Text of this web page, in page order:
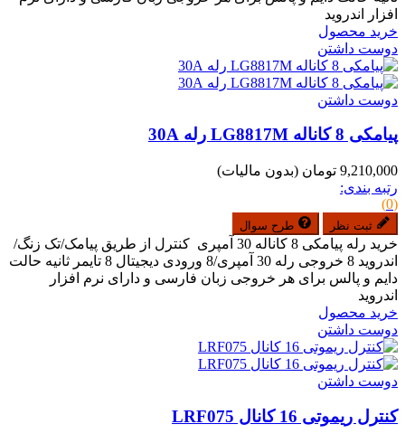
افزار اندروید
خرید محصول
دوست داشتن
دوست داشتن
پیامکی 8 کاناله LG8817M رله 30A
9,210,000 تومان
(بدون مالیات)
رتبه بندی:
(0)
ثبت نظر طرح سوال
خرید رله پیامکی 8 کاناله 30 آمپری کنترل از طریق پیامک/تک زنگ/
اندروید 8 خروجی رله 30 آمپری/8 ورودی دیجیتال 8 تایمر ثانیه حالت
دایم و پالس برای هر خروجی زبان فارسی و دارای نرم افزار
اندروید
خرید محصول
دوست داشتن
دوست داشتن
کنترل ریموتی 16 کانال LRF075